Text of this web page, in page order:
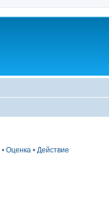
•Оценка •Действие